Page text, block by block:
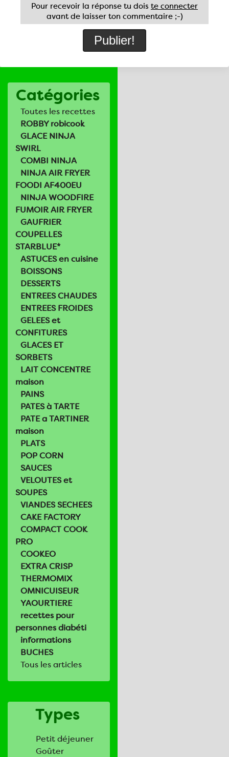
Catégories
Toutes les recettes
ROBBY robicook
GLACE NINJA
SWIRL
COMBI NINJA
NINJA AIR FRYER
FOODI AF400EU
NINJA WOODFIRE
FUMOIR AIR FRYER
GAUFRIER
COUPELLES
STARBLUE*
ASTUCES en cuisine
BOISSONS
DESSERTS
ENTREES CHAUDES
ENTREES FROIDES
GELEES et
CONFITURES
GLACES ET
SORBETS
LAIT CONCENTRE
maison
PAINS
PATES à TARTE
PATE a TARTINER
maison
PLATS
POP CORN
SAUCES
VELOUTES et
SOUPES
VIANDES SECHEES
CAKE FACTORY
COMPACT COOK
PRO
COOKEO
EXTRA CRISP
THERMOMIX
OMNICUISEUR
YAOURTIERE
recettes pour
personnes diabéti
informations
BUCHES
Tous les articles
Types
Petit déjeuner
Goûter
Pour recevoir la réponse tu dois te connecter
avant de laisser ton commentaire ;-)